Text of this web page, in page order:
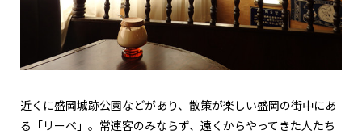
近くに盛岡城跡公園などがあり、散策が楽しい盛岡の街中にあ
る「リーベ」。常連客のみならず、遠くからやってきた人たち